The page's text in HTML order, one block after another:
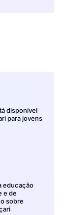
disponível
para jovens
educação
e de
sobre